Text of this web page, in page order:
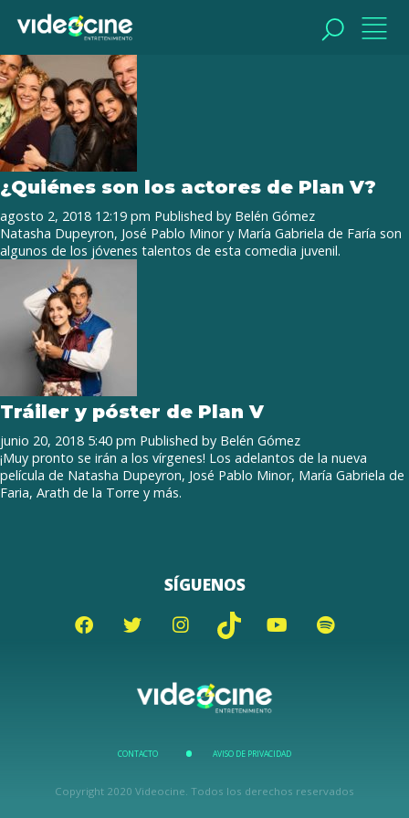
Tag Archive: José Pablo Minor
¿Quiénes son los actores de Plan V?
agosto 2, 2018 12:19 pm Published by Belén Gómez
Natasha Dupeyron, José Pablo Minor y María Gabriela de Faría son
algunos de los jóvenes talentos de esta comedia juvenil.
Tráiler y póster de Plan V
junio 20, 2018 5:40 pm Published by Belén Gómez
¡Muy pronto se irán a los vírgenes! Los adelantos de la nueva
película de Natasha Dupeyron, José Pablo Minor, María Gabriela de
Faria, Arath de la Torre y más.
SÍGUENOS
CONTACTO AVISO DE PRIVACIDAD
Copyright 2020 Videocine. Todos los derechos reservados